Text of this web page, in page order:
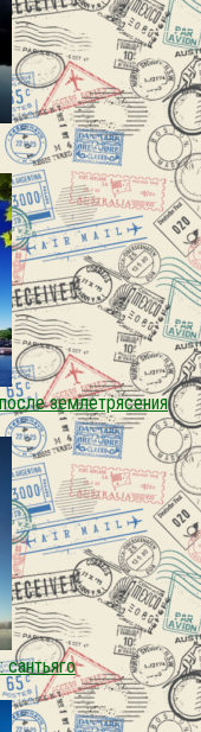
землетрясения